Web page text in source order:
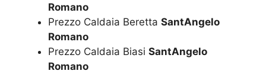
Romano
Prezzo Caldaia Beretta SantAngelo
Romano
Prezzo Caldaia Biasi SantAngelo
Romano